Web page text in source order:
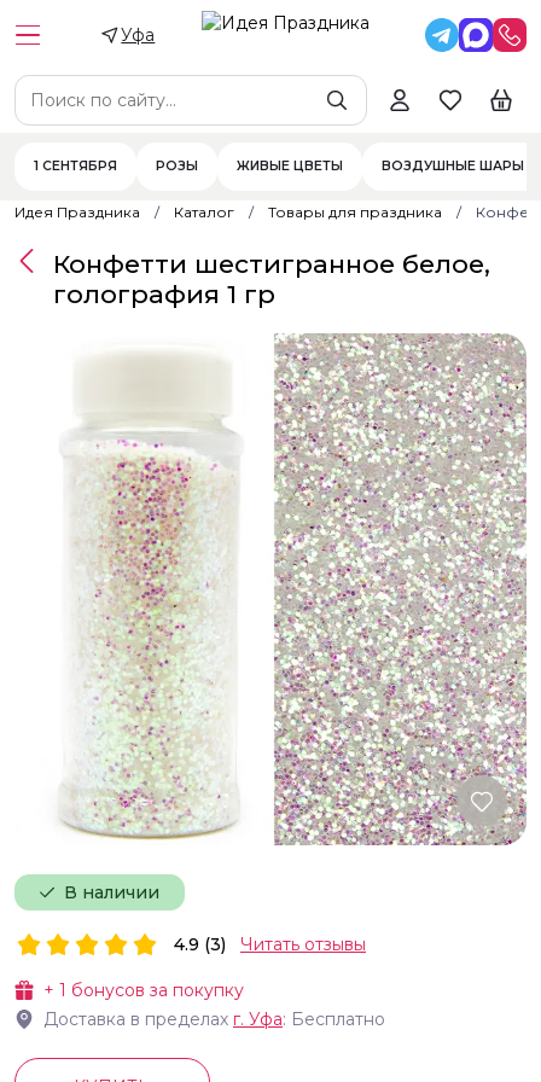
Уфа
1 СЕНТЯБРЯ РОЗЫ ЖИВЫЕ ЦВЕТЫ ВОЗДУШНЫЕ ШАРЫ
Идея Праздника Каталог Товары для праздника
В наличии
Конфетти шестигранное белое,
голография 1 гр
+ 1 бонусов за покупку
Доставка в пределах г. Уфа: Бесплатно
4.9 (3) Читать отзывы